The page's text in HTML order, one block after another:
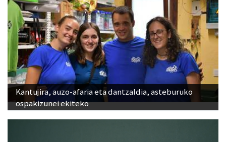
Kantujira, auzo-afaria eta dantzaldia, asteburuko
ospakizunei ekiteko